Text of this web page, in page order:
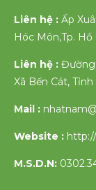
Liên hệ : Ấp
Hóc Môn,Tp. Hồ
Liên hệ : Đường
Xã Bến Cát,
Mail :
Website :
M.S.D.N: